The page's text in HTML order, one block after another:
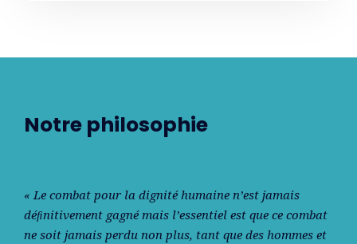
Notre philosophie
« Le combat pour la dignité humaine n’est jamais
déﬁnitivement gagné mais l’essentiel est que ce combat
ne soit jamais perdu non plus, tant que des hommes et